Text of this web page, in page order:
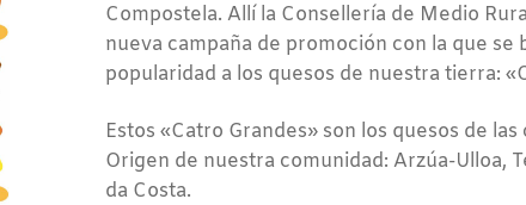
Compostela. Allí la Consellería de Medio
nueva campaña de promoción con la que se
popularidad a los quesos de nuestra tierra:
Estos «Catro Grandes» son los quesos de
Origen de nuestra comunidad: Arzúa-Ulloa,
da Costa.